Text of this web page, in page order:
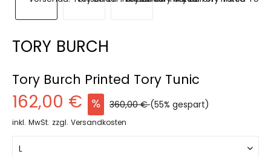
TORY BURCH
Tory Burch Printed Tory Tunic
162,00 € 360,00 €(55% gespart)
inkl. MwSt. zzgl. Versandkosten